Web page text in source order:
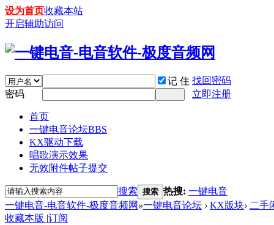
设为首页收藏本站
开启辅助访问
记 住 找回密码
密码
立即注册
首页
一键电音论坛BBS
KX驱动下载
唱歌演示效果
无效附件帖子提交
搜索 搜索 热搜: 一键电音
一键电音-电音软件-极度音频网 »一键电音论坛 › KX版块› 二手
收藏本版 |订阅